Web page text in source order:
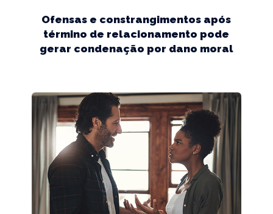
Ofensas e constrangimentos após
término de relacionamento pode
gerar condenação por dano moral